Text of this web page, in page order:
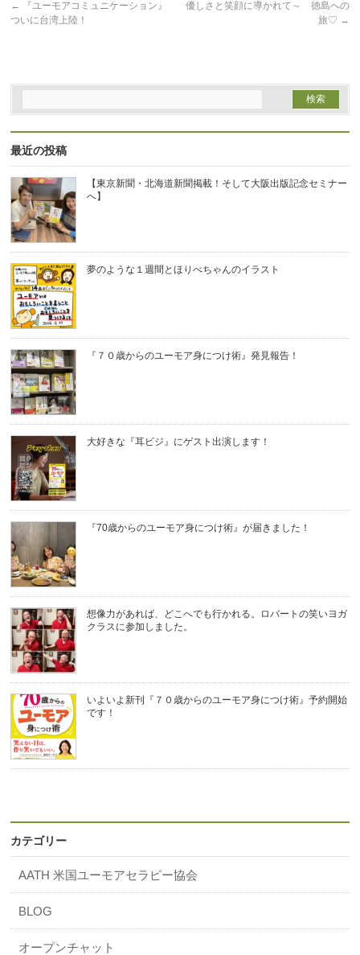
ま
す)
←
『ユーモアコミュニケーション』
ついに台湾上陸！
優しさと笑顔に導かれて～ 徳島への
旅♡ →
最近の投稿
【東京新聞・北海道新聞掲載！そして大阪出版記念セミナー
へ】
夢のような１週間とほりべちゃんのイラスト
『７０歳からのユーモア身につけ術』発見報告！
大好きな『耳ビジ』にゲスト出演します！
『70歳からのユーモア身につけ術』が届きました！
想像力があれば、どこへでも行かれる。ロバートの笑いヨガ
クラスに参加しました。
いよいよ新刊『７０歳からのユーモア身につけ術』予約開始
です！
カテゴリー
AATH 米国ユーモアセラピー協会
BLOG
オープンチャット